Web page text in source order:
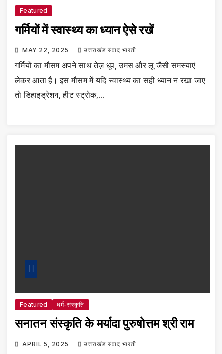
Featured
गर्मियों में स्वास्थ्य का ध्यान ऐसे रखें
MAY 22, 2025 उत्तराखंड संवाद भारती
गर्मियों का मौसम अपने साथ तेज़ धूप, उमस और लू जैसी समस्याएं
लेकर आता है। इस मौसम में यदि स्वास्थ्य का सही ध्यान न रखा जाए
तो डिहाइड्रेशन, हीट स्ट्रोक,…
Featured धर्म-संस्कृति
सनातन संस्कृति के मर्यादा पुरुषोत्तम श्री राम
APRIL 5, 2025 उत्तराखंड संवाद भारती